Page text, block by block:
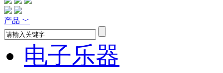
产品 ﹀
电子乐器